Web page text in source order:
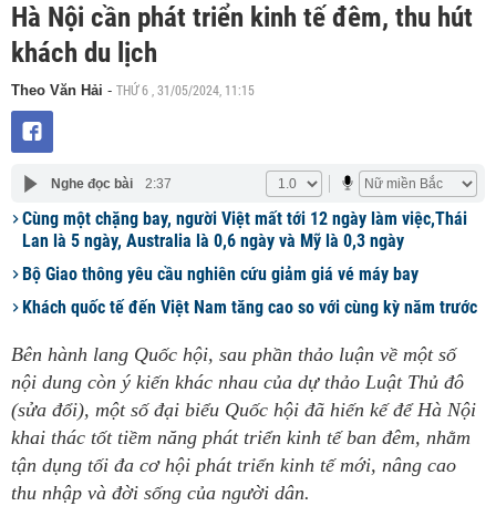
Hà Nội cần phát triển kinh tế đêm, thu hút
khách du lịch
Theo Văn Hải - THỨ 6 , 31/05/2024, 11:15
Nghe đọc bài 2:37
Cùng một chặng bay, người Việt mất tới 12 ngày làm việc,Thái
Lan là 5 ngày, Australia là 0,6 ngày và Mỹ là 0,3 ngày
Bộ Giao thông yêu cầu nghiên cứu giảm giá vé máy bay
Khách quốc tế đến Việt Nam tăng cao so với cùng kỳ năm trước
Bên hành lang Quốc hội, sau phần thảo luận về một số
nội dung còn ý kiến khác nhau của dự thảo Luật Thủ đô
(sửa đổi), một số đại biểu Quốc hội đã hiến kế để Hà Nội
khai thác tốt tiềm năng phát triển kinh tế ban đêm, nhằm
tận dụng tối đa cơ hội phát triển kinh tế mới, nâng cao
thu nhập và đời sống của người dân.